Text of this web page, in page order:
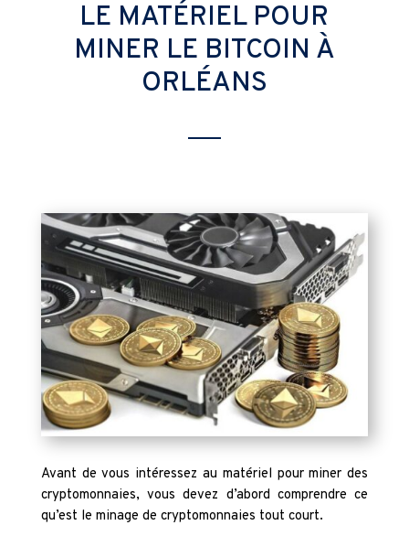
LE MATÉRIEL POUR
MINER LE BITCOIN À
ORLÉANS
Avant de vous intéressez au matériel pour miner des
cryptomonnaies, vous devez d’abord comprendre ce
qu’est le minage de cryptomonnaies tout court.